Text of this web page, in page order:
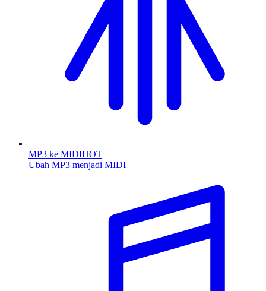
MP3 ke MIDIHOT
Ubah MP3 menjadi MIDI